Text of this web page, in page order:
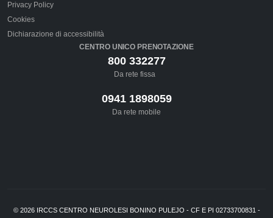
Privacy Policy
Cookies
Dichiarazione di accessibilità
CENTRO UNICO PRENOTAZIONE
800 332277
Da rete fissa
0941 1898059
Da rete mobile
© 2026 IRCCS CENTRO NEUROLESI BONINO PULEJO - CF E PI 02733700831 -